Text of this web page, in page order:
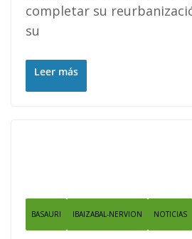
completar su
su
Leer más
BASAURI IBAIZABAL-NERVION NOTICIAS